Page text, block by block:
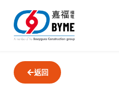
返回